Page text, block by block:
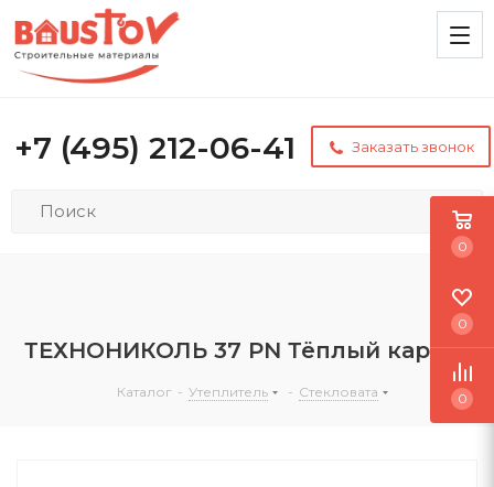
+7 (495) 212-06-41 Заказать звонок
ТЕХНОНИКОЛЬ 37 PN Тёплый каркас
Каталог - Утеплитель - Стекловата
0
0
0